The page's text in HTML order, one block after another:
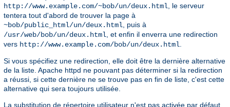
http://www.example.com/~bob/un/deux.html , le serveur
tentera tout d'abord de trouver la page à
~bob/public_html/un/deux.html , puis à
/usr/web/bob/un/deux.html , et enfin il enverra une redirection
vers http://www.example.com/bob/un/deux.html
Si vous spécifiez une redirection, elle doit être la dernière alternative
de la liste. Apache httpd ne pouvant pas déterminer si la redirection
a réussi, si cette dernière ne se trouve pas en fin de liste, c'est cette
alternative qui sera toujours utilisée.
La substitution de répertoire utilisateur n'est pas activée par défaut